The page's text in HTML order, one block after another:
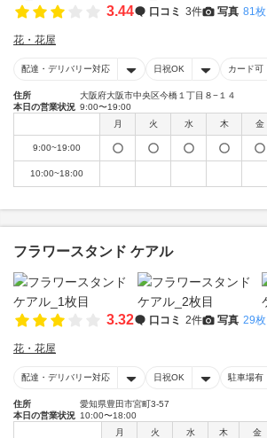
3.44 口コミ 3件 写真 81枚
花・花屋
配達・デリバリー対応 日祝OK カード可
住所
大阪府大阪市中央区今橋１丁目８−１４
本日の営業状況 9:00〜19:00
月
火 水 木 金
9:00~19:00
10:00~18:00
フラワースタンド ケアル
3.32 口コミ 2件 写真 29枚
花・花屋
配達・デリバリー対応 日祝OK 駐車場有
住所
愛知県豊田市宮町3-57
本日の営業状況 10:00〜18:00
月
火 水 木 金